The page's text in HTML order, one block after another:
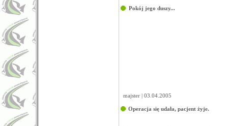
Pokój jego duszy...
majster | 03.04.2005
Operacja się udała, pacjent żyje.